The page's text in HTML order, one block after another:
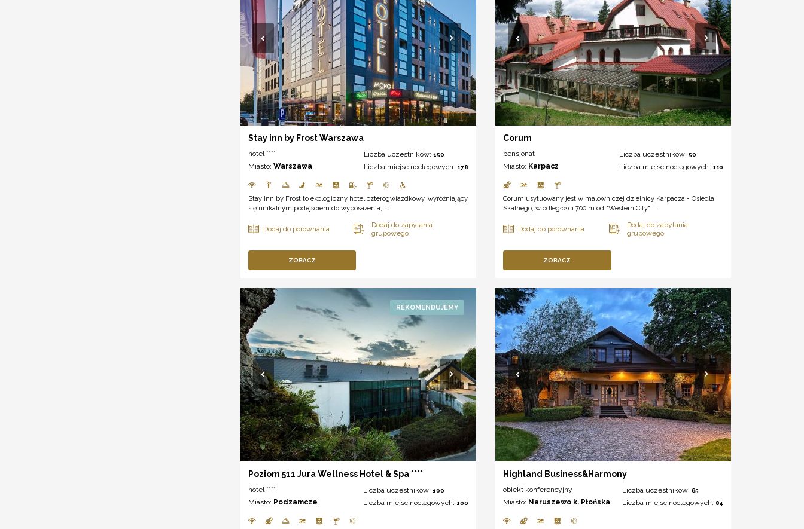
Stay inn by Frost Warszawa
hotel ****
Miasto: Warszawa
Liczba uczestników:150
Liczba miejsc noclegowych:178
Stay Inn by Frost to ekologiczny hotel czterogwiazdkowy, wyróżniający
się unikalnym podejściem do wyposażenia, ...
ZOBACZ
Corum
pensjonat
Miasto: Karpacz
Liczba uczestników: 50
Liczba miejsc noclegowych: 110
Corum usytuowany jest w malowniczej dzielnicy Karpacza - Osiedla
Skalnego, w odległości 700 m od "Western City". ...
ZOBACZ
Poziom 511 Jura Wellness Hotel & Spa ****
hotel ****
Miasto: Podzamcze
Liczba uczestników:100
Liczba miejsc noclegowych:100
Highland Business&Harmony
obiekt konferencyjny
Miasto: Naruszewo k. Płońska
Liczba uczestników: 65
Liczba miejsc noclegowych: 84